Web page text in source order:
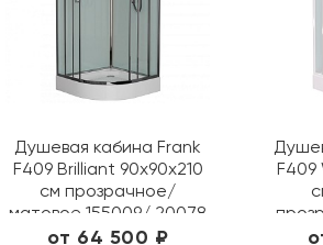
Душевая кабина Frank
F409 Brilliant 90х90х210
см прозрачное/
матовое 155009/ 20078
от 64 500 ₽
F409